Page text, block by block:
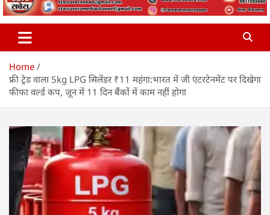
Home
फ्री ट्रेड वाला 5kg LPG सिलेंडर ₹11 महंगा:भारत में जी एंटरटेनमेंट पर दिखेगा
फीफा वर्ल्ड कप, जून में 11 दिन बैंकों में काम नहीं होगा